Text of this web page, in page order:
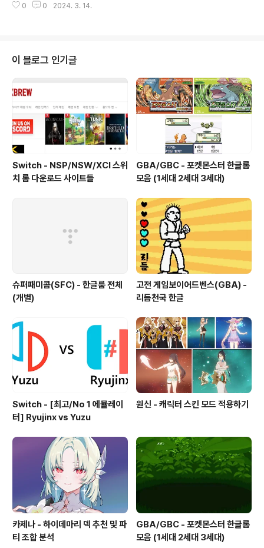
는데, 이를 최대한 높여야하는 피해량이 올라가는 구성이
지만, 재미있게 볼 수 있었던 4.1의 메인 이야기라고 할 수
해주기로 했다고 하면서 이야기는 시작되는데, 아르케 광
석과 관련된 이야기가 나온다. 클로니아는 어행자 인터뷰
르 따려고 하지만, 우선 내커씨를 돕기로 한다. 폰타인 과학
원의 행정원 으로 가기 다음 목적지인 행정원으로 이동, 도
착하면, 4.1에 추가된 지역들을 보면서 감탄하는 여행자와
페이몬, 공중에 떠있는 곳은 중..
0 0 2024. 3. 14.
이 블로그 인기글
Switch - NSP/NSW/XCI 스위
치 롬 다운로드 사이트들
GBA/GBC - 포켓몬스터 한글롬
모음 (1세대 2세대 3세대)
슈퍼패미콤(SFC) - 한글룸 전체
(개별)
고전 게임보이어드벤스(GBA) -
리듬천국 한글
Switch - [최고/No 1 에뮬레이
터] Ryujinx vs Yuzu
원신 - 캐릭터 스킨 모드 적용하기
카제나 - 하이데마리 덱 추천 및 파
티 조합 분석
GBA/GBC - 포켓몬스터 한글롬
모음 (1세대 2세대 3세대)